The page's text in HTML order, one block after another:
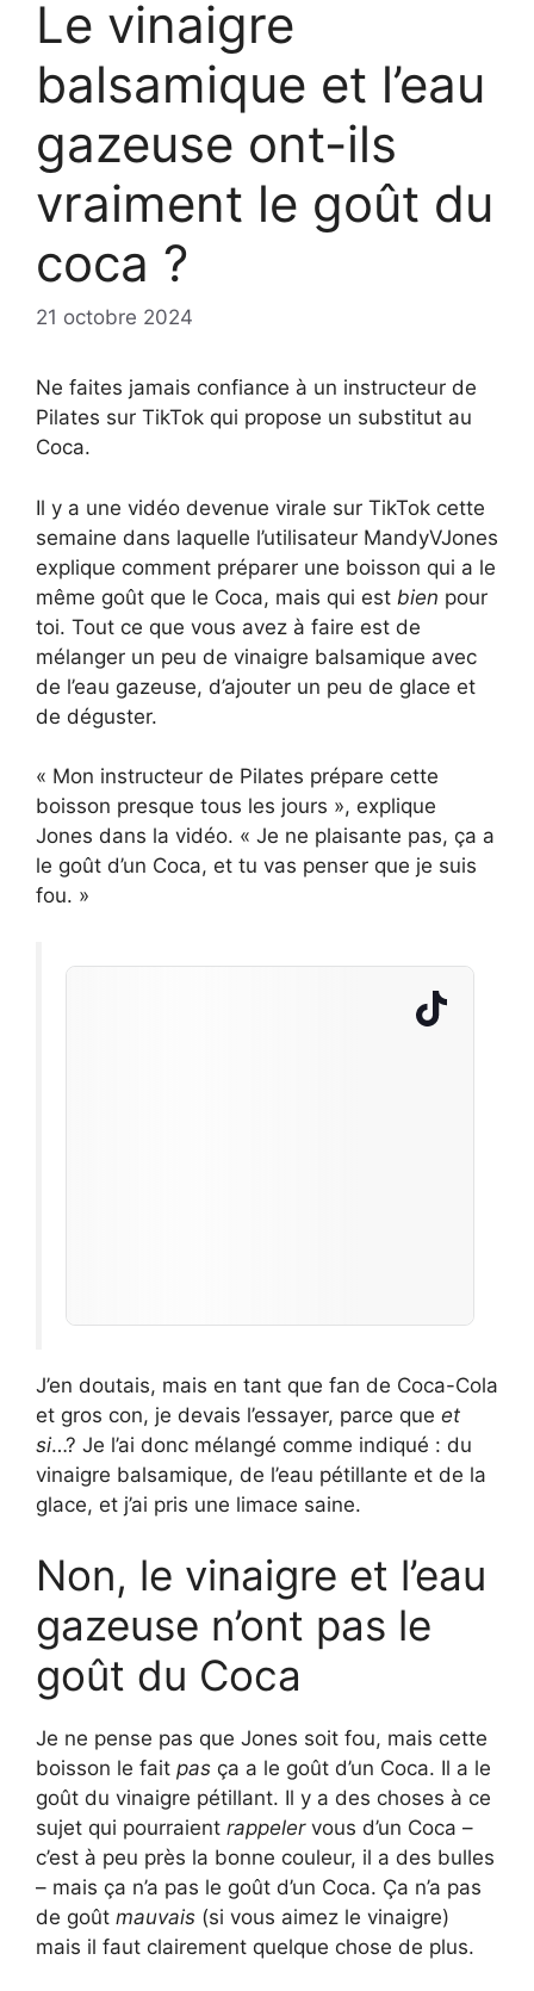
Le vinaigre
balsamique et l’eau
gazeuse ont-ils
vraiment le goût du
coca ?
21 octobre 2024
Ne faites jamais confiance à un instructeur de
Pilates sur TikTok qui propose un substitut au
Coca.
Il y a une vidéo devenue virale sur TikTok cette
semaine dans laquelle l’utilisateur MandyVJones
explique comment préparer une boisson qui a le
même goût que le Coca, mais qui est bien pour
toi. Tout ce que vous avez à faire est de
mélanger un peu de vinaigre balsamique avec
de l’eau gazeuse, d’ajouter un peu de glace et
de déguster.
« Mon instructeur de Pilates prépare cette
boisson presque tous les jours », explique
Jones dans la vidéo. « Je ne plaisante pas, ça a
le goût d’un Coca, et tu vas penser que je suis
fou. »
J’en doutais, mais en tant que fan de Coca-Cola
et gros con, je devais l’essayer, parce que et
si…? Je l’ai donc mélangé comme indiqué : du
vinaigre balsamique, de l’eau pétillante et de la
glace, et j’ai pris une limace saine.
Non, le vinaigre et l’eau
gazeuse n’ont pas le
goût du Coca
Je ne pense pas que Jones soit fou, mais cette
boisson le fait pas ça a le goût d’un Coca. Il a le
goût du vinaigre pétillant. Il y a des choses à ce
sujet qui pourraient rappelervous d’un Coca –
c’est à peu près la bonne couleur, il a des bulles
– mais ça n’a pas le goût d’un Coca. Ça n’a pas
de goût mauvais (si vous aimez le vinaigre)
mais il faut clairement quelque chose de plus.